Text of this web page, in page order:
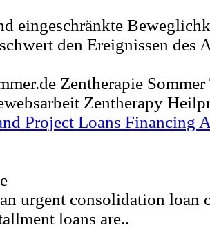
eingeschränkte
den Ereignissen des
Zentherapie
Zentherapy
Project Loans Financing
urgent consolidation loan
loans are..